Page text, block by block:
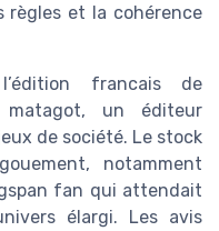
règles et la cohérence
francais de
matagot, un éditeur
de société. Le stock
notamment
fan qui attendait
élargi. Les avis